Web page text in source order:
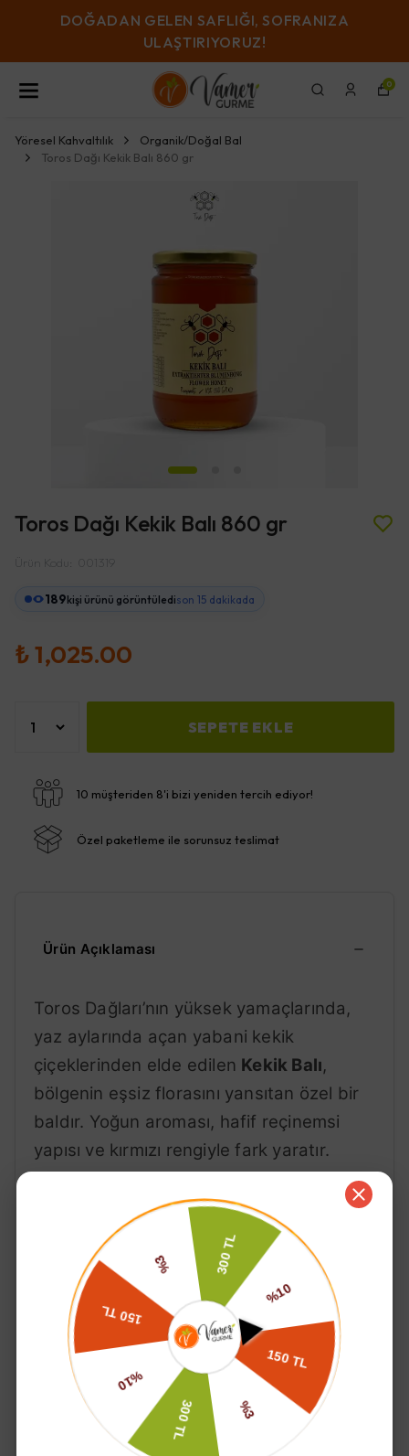
GELEN SAFLIĞI, SOFRANIZA
ULAŞTIRIYORUZ!
0
Yöresel Kahvaltılık
Organik/Doğal Bal
Toros Dağı Kekik Balı 860 gr
Toros Dağı Kekik Balı 860 gr
Ürün Kodu : 001319
189kişi ürünü görüntüledison 15 dakikada
₺ 1,025.00
SEPETE EKLE
10 müşteriden 8'i bizi yeniden tercih ediyor!
Özel paketleme ile sorunsuz teslimat
Ürün Açıklaması
Toros Dağları’nın yüksek yamaçlarında,
yaz aylarında açan yabani kekik
çiçeklerinden elde edilen Kekik Balı,
bölgenin eşsiz florasını yansıtan özel bir
baldır. Yoğun aroması, hafif reçinemsi
yapısı ve kırmızı rengiyle fark yaratır.
Kekik balı, zamanla kristalleşebilir; bu
süreç balın doğallığını ve ham formunu
koruduğunun bir göstergesidir.
Mineral açısından zengin bir yapıya sahip
olanKekik Balı, potasyum, demir,
magnezyum ve fosforiçerir. AyrıcaB1,
B6 ve C vitamini gibi vitaminleride
doğal olarak bünyesinde barındırır.